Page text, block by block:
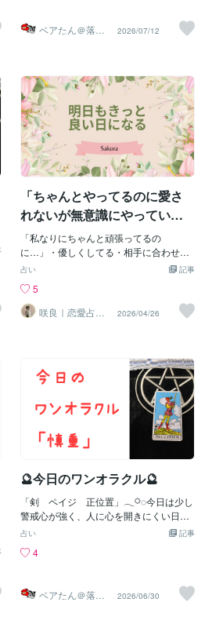
ず、一つずつ整理していくことが成功へ
の近道です。今日は慎重さがあなたの強
運は安定した良い流れへ向かいます。𐄙𐄁
𐄙𐄁 頭を使いすぎて、心や体に少し疲れが
出やすい一日かもしれません。だからこ
そ、意識して休息を取ることが運気を整
えるポイントになります。十分な睡眠や
気分転換を取り入れることで、心のモヤ
モヤも少しずつ晴れていくでしょう。
「頑張る時間」と「休む時間」のメリハ
リをつけることが、元気を取り戻す鍵で
す。無理をしすぎなければ、心身ともに
軽やかな調子を取り戻していけるでしょ
う。𐄙𐄁𐄙𐄁 ラッキーカラーは水色です。
𐄙𐄁𐄙𐄁 💓タロットカード78枚を使って、
あなたの「過去・現在・未来」をじっく
りと読み解きます。今の状況やこれから
の展開について丁寧にお伝えし、心のも
やもやや不安を少しでも軽くできるよう
サポートします。💓そのほかのテーマに
「何か背中を押してほしい」など、気に
なることがあればお気軽にお尋ねくださ
いね𐄙𐄁𐄙𐄁メッセージはコチラから(⁎ᴗ͈ˬ
ᴗ͈⁎)⏬⏬https://coconala.com/users/2791
228「いいね」「リポスト」「フォロ
ー」大歓迎です！𐄙𐄁𐄙𐄁
ベアたん＠落書
きイラストレー
2026/07/12
「ちゃんとやってるのに愛さ
れないが無意識にやっている
こと」
「私なりにちゃんと頑張ってるの
に…」・優しくしてる・相手に合わせて
る・重くならないように気をつけてるそ
なふうに感じたこと、ありませんか？周
りを見ると、特別なことをしてないのに
なぜか愛されてる人がいる。一方で、ち
くて“やり方”がズレてるよくあるズレ👇①
優しさ＝我慢になってる👉本音が消えて
る② 気遣い＝遠慮になってる👉距離が縮
まらない③ 重くならない＝感情を出さな
い👉印象に残らない“いい人”で終わる原
因はここ💖ズレを整えると・ちゃんと気
持ちが伝わる・無理しなくても距離が縮
まる・大切にされる実感が増える👉「気
づいたら、“頑張らなくても愛される
をするか”じゃなくて👉“どう在るか”💎
「私、どこズレてるんだろう？」そう思
ったときはあなたの恋愛のパターンから
しっかり見ていきます
記事
占い
5
咲良｜恋愛占い
心導師
2026/04/26
🔮今日のワンオラクル🔮
「剣 ペイジ 正位置」𓂃𓋪◌今日は少し
警戒心が強く、人に心を開きにくい日で
す。人の噂を聞いてしまったりして、疑
ぐ人の噂を流すような人とは少し距離を
しまわないように気をつけましょう。ふ
ーん、そうなんだ、程度で聞き流すとよ
記事
占い
4
ベアたん＠落書
きイラストレー
2026/06/30